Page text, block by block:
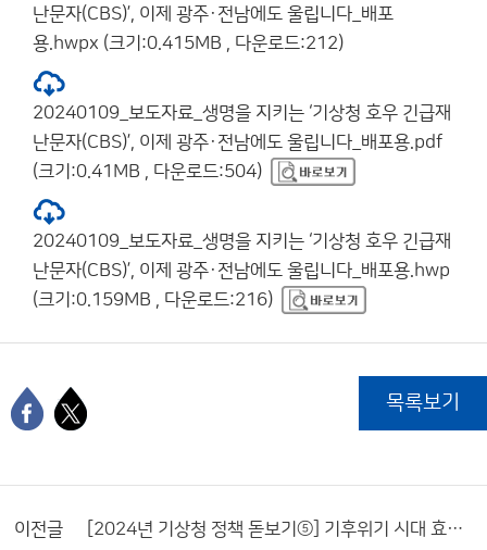
난문자(CBS)’, 이제 광주·전남에도 울립니다_배포
용.hwpx (크기:0.415MB , 다운로드:212)
20240109_보도자료_생명을 지키는 ‘기상청 호우 긴급재
난문자(CBS)’, 이제 광주·전남에도 울립니다_배포용.pdf
(크기:0.41MB , 다운로드:504)
20240109_보도자료_생명을 지키는 ‘기상청 호우 긴급재
난문자(CBS)’, 이제 광주·전남에도 울립니다_배포용.hwp
(크기:0.159MB , 다운로드:216)
목록보기
이전글 [2024년 기상청 정책 돋보기⑤] 기후위기 시대 효과적 재해 대응을 위한 부산·울산 육상 특보 구역 세분화